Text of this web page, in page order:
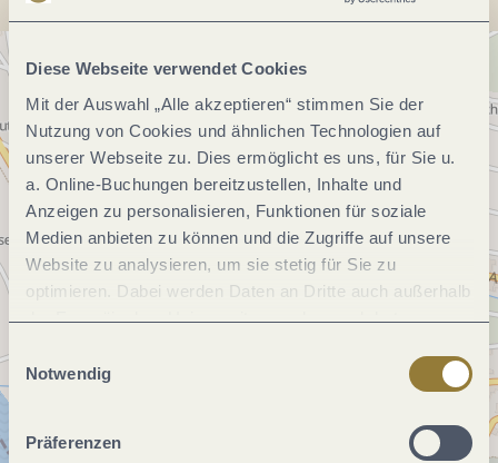
Diese Webseite verwendet Cookies
Mit der Auswahl „Alle akzeptieren“ stimmen Sie der
Nutzung von Cookies und ähnlichen Technologien auf
unserer Webseite zu. Dies ermöglicht es uns, für Sie u.
a. Online-Buchungen bereitzustellen, Inhalte und
Anzeigen zu personalisieren, Funktionen für soziale
Medien anbieten zu können und die Zugriffe auf unsere
Website zu analysieren, um sie stetig für Sie zu
optimieren. Dabei werden Daten an Dritte auch außerhalb
der Europäischen Union weitergegeben und dort
jederzeit widerrufen werden. Mit der Auswahl "Alle
ablehnen" kann es zu Beeinträchtigungen in der Nutzung
Einwilligungsauswahl
Notwendig
Präferenzen